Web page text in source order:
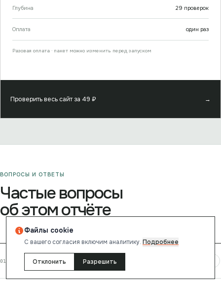
Глубина 29 проверок
Оплата один раз
Разовая оплата · пакет можно изменить перед запуском
Проверить весь сайт за 49 ₽ →
ВОПРОСЫ И ОТВЕТЫ
Частые вопросы
об этом отчёте
01 Какой рейтинг у сайта ehukumat.tj?
Файлы cookie
С вашего согласия включим аналитику. Подробнее
Отклонить Разрешить